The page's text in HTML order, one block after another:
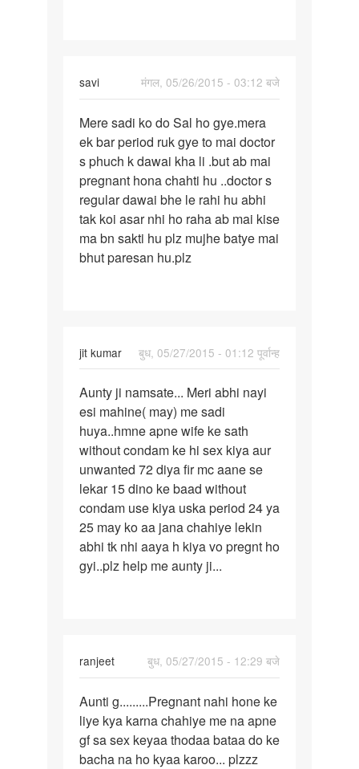
savi
मंगल, 05/26/2015 - 03:12 बजे
Mere
sadi
ko
do
Sal
ho
gye
Mere sadi ko do Sal ho gye.mera
ek bar period ruk gye to mai doctor
s phuch k dawai kha li .but ab mai
pregnant hona chahti hu ..doctor s
regular dawai bhe le rahi hu abhi
tak koi asar nhi ho raha ab mai kise
ma bn sakti hu plz mujhe batye mai
bhut paresan hu.plz
jit kumar
बुध, 05/27/2015 - 01:12 पूर्वान्ह
Aunty
ji
namsate...
Aunty ji namsate... Meri abhi nayi
esi mahine( may) me sadi
huya..hmne apne wife ke sath
without condam ke hi sex kiya aur
unwanted 72 diya fir mc aane se
lekar 15 dino ke baad without
condam use kiya uska period 24 ya
25 may ko aa jana chahiye lekin
abhi tk nhi aaya h kiya vo pregnt ho
gyi..plz help me aunty ji...
ranjeet
बुध, 05/27/2015 - 12:29 बजे
Aunti
g.........Pregnant
nahi
Aunti g.........Pregnant nahi hone ke
liye kya karna chahiye me na apne
gf sa sex keyaa thodaa bataa do ke
bacha na ho kyaa karoo... plzzz